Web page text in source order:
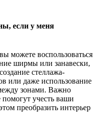
если у меня
можете воспользоваться
ширмы или занавески,
стеллажа-
или даже использование
зонами. Важно
учесть ваши
преобразить интерьер